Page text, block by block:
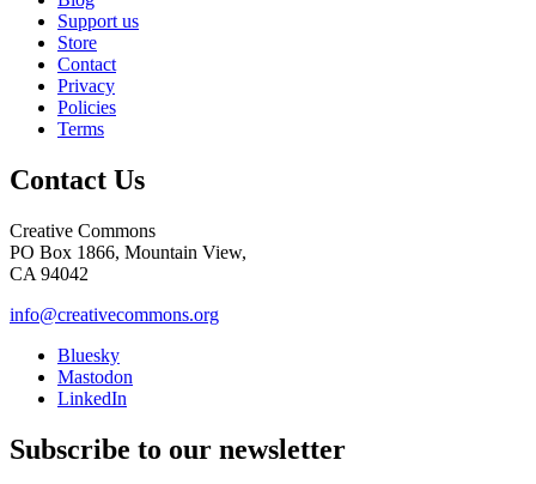
Support us
Store
Contact
Privacy
Policies
Terms
Contact Us
Creative Commons
PO Box 1866, Mountain View,
CA 94042
info@creativecommons.org
Bluesky
Mastodon
LinkedIn
Subscribe to our newsletter